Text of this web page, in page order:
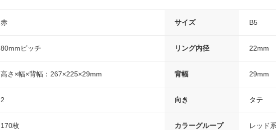
赤 サイズ B5
80mmピッチ リング内径 22mm
高さ×幅×背幅：267×225×29mm 背幅 29mm
2 向き タテ
170枚 カラーグループ レッド